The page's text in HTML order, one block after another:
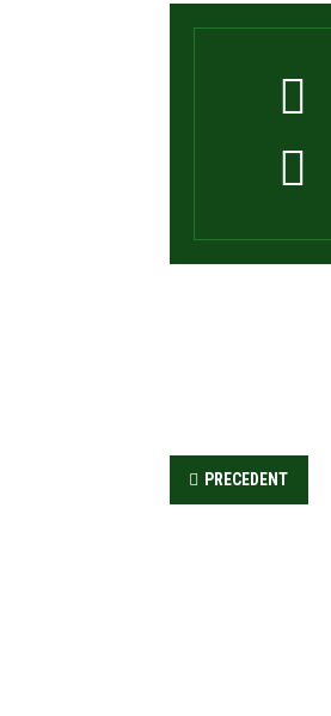
PRECEDENT